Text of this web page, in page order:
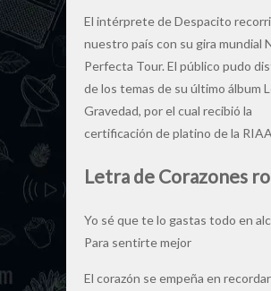
El intérprete de Despacito
nuestro país con su gira mundial
Perfecta Tour. El público pudo
de los temas de su último álbum
Gravedad, por el cual recibió la
certificación de platino de la
Letra de Corazones
Yo sé que te lo gastas todo en
Para sentirte mejor
El corazón se empeña en recordar